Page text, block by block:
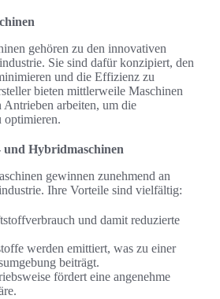
gehören zu den innovativen
Sie sind dafür konzipiert, den
und die Effizienz zu
bieten mittlerweile Maschinen
Antrieben arbeiten, um die
optimieren.
Hybridmaschinen
gewinnen zunehmend an
Ihre Vorteile sind vielfältig:
und damit reduzierte
werden emittiert, was zu einer
beiträgt.
fördert eine angenehme